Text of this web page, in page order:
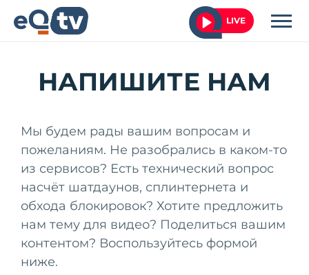
LIVE
НАПИШИТЕ НАМ
Мы будем рады вашим вопросам и
пожеланиям. Не разобрались в каком-то
из сервисов? Есть технический вопрос
насчёт шатдаунов, сплинтернета и
обхода блокировок? Хотите предложить
нам тему для видео? Поделиться вашим
контентом? Воспользуйтесь формой
ниже.